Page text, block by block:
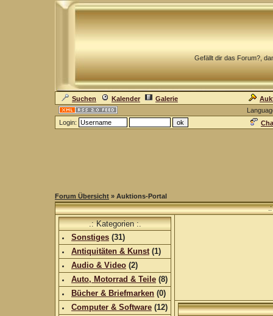
Gefällt dir das Forum?,
Suchen Kalender Galerie
Login:
Forum Übersicht » Auktions-Portal
.: Kategorien :.
Sonstiges (31)
Antiquitäten & Kunst(1)
Audio & Video (2)
Auto, Motorrad & Teile (8)
Bücher & Briefmarken (0)
Computer & Software (12)